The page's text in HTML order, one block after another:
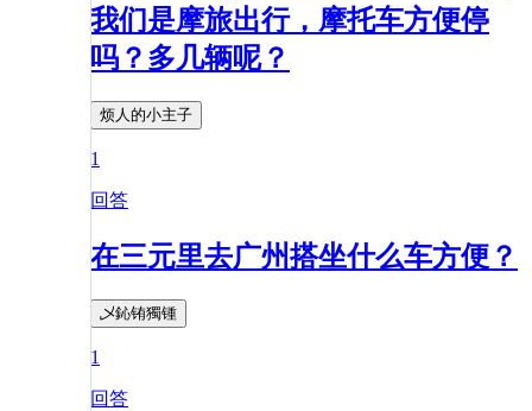
我们是摩旅出行，摩托车方便停
吗？多几辆呢？
烦人的小主子
1
回答
在三元里去广州搭坐什么车方便？
乄鈊铕獨锺
1
回答